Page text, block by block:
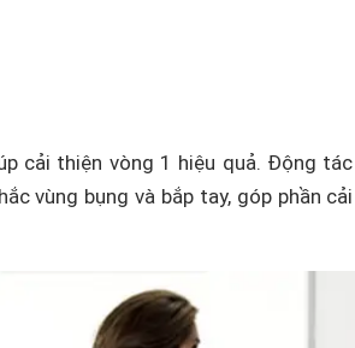
cải thiện vòng 1 hiệu quả. Động tác
vùng bụng và bắp tay, góp phần cải